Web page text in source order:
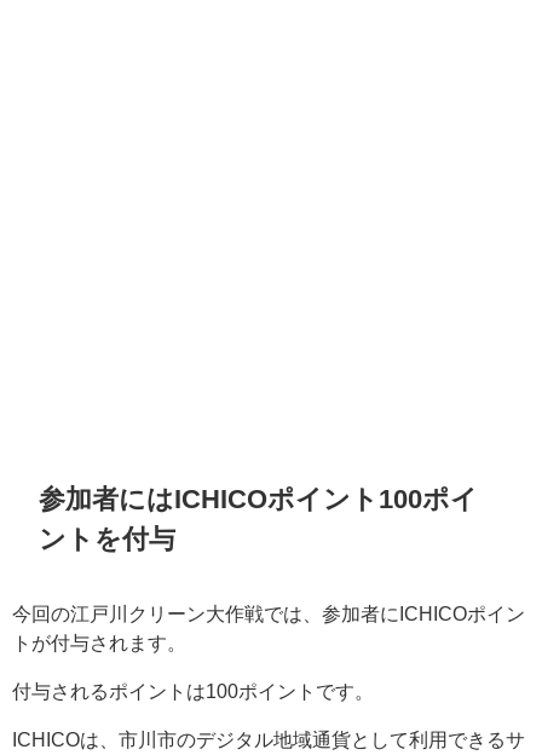
参加者にはICHICOポイント100ポイ
ントを付与
今回の江戸川クリーン大作戦では、参加者にICHICOポイン
トが付与されます。
付与されるポイントは100ポイントです。
ICHICOは、市川市のデジタル地域通貨として利用できるサ